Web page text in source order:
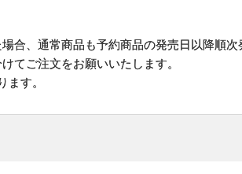
合、通常商品も予約商品の発売日以降順次
てご注文をお願いいたします。
ます。